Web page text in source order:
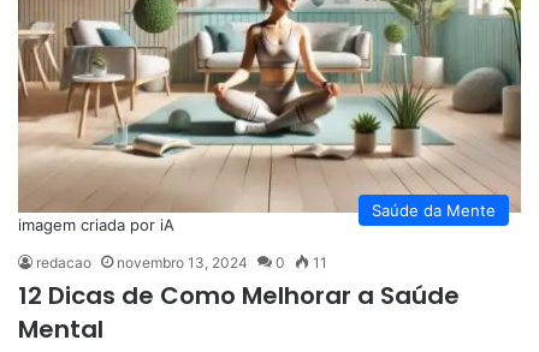
Saúde da Mente
imagem criada por iA
redacao novembro 13, 2024 0 11
12 Dicas de Como Melhorar a Saúde
Mental